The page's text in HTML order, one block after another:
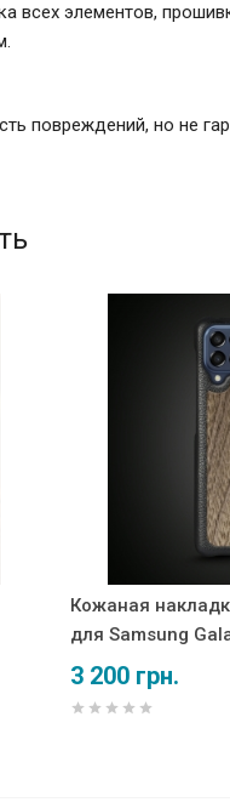
всех элементов,
повреждений, но не
Кожаная
для Samsung
3 200 грн.